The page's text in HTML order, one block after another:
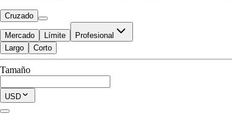
Cruzado
Mercado Límite Profesional
Disponible para Trade
$0.00
Posición Actual
Largo Corto
Tamaño
USD